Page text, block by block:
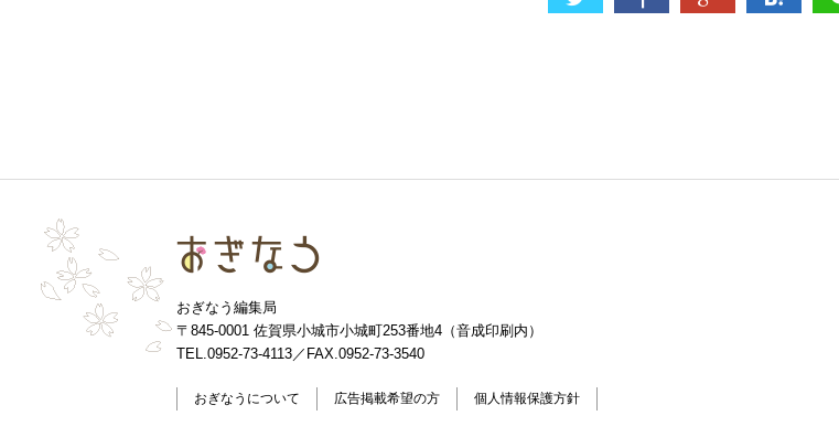
おぎなう編集局
〒845-0001 佐賀県小城市小城町253番地4 （音成印刷内）
TEL.0952-73-4113／FAX.0952-73-3540
おぎなうについて 広告掲載希望の方 個人情報保護方針